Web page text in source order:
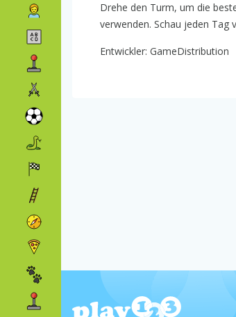
Drehe den Turm, um die
verwenden. Schau jeden Tag
Entwickler: GameDistribution